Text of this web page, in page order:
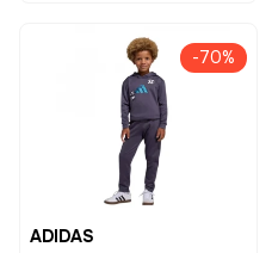
-70%
ADIDAS